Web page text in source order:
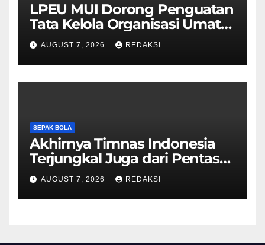
LPEU MUI Dorong Penguatan
Tata Kelola Organisasi Umat
Lebih Profesional
AUGUST 7, 2026 REDAKSI
SEPAK BOLA
Akhirnya Timnas Indonesia
Terjungkal Juga dari Pentas
Piala AFF 2026
AUGUST 7, 2026 REDAKSI